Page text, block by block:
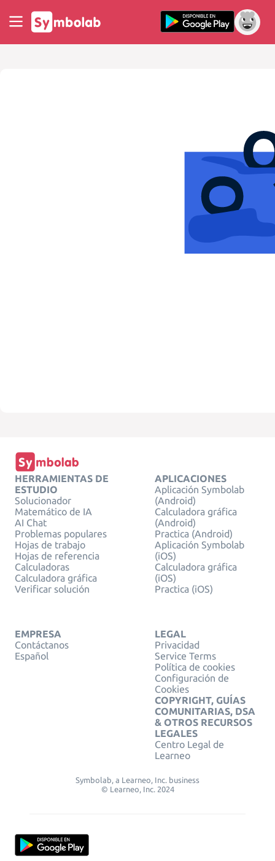
HERRAMIENTAS DE
ESTUDIO
Solucionador
Matemático de IA
AI Chat
Problemas populares
Hojas de trabajo
Hojas de referencia
Calculadoras
Calculadora gráfica
Verificar solución
APLICACIONES
Aplicación Symbolab
(Android)
Calculadora gráfica
(Android)
Practica (Android)
Aplicación Symbolab
(iOS)
Calculadora gráfica
(iOS)
Practica (iOS)
EMPRESA
Contáctanos
Español
LEGAL
Privacidad
Service Terms
Política de cookies
Configuración de
Cookies
COPYRIGHT, GUÍAS
COMUNITARIAS, DSA
& OTROS RECURSOS
LEGALES
Centro Legal de
Learneo
Symbolab, a Learneo, Inc. business
© Learneo, Inc. 2024